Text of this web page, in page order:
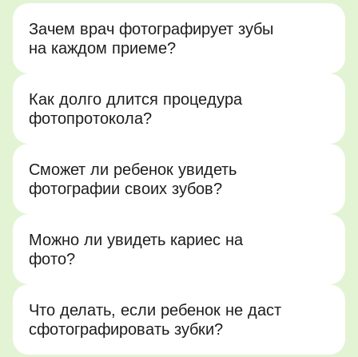
Зачем врач фотографирует зубы
на каждом приеме?
Как долго длится процедура
фотопротокола?
Сможет ли ребенок увидеть
фотографии своих зубов?
Можно ли увидеть кариес на
фото?
Что делать, если ребенок не даст
сфотографировать зубки?